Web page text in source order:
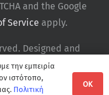
and the Google
Service apply.
Designed and
την εμπειρία
ιστότοπο,
Πολιτική
OK